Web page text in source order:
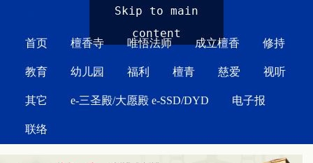
Skip to main
content
首页 檀香寺 唯悟法师 成立檀香 修持
教育 幼儿园 福利 檀青 慈爱 视听
其它 e-三圣殿/大愿殿 e-SSD/DYD 电子报
联络